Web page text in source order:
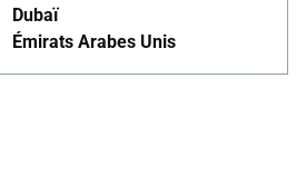
Dubaï
Émirats Arabes Unis